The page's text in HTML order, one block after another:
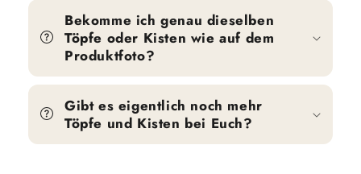
Bekomme ich genau dieselben
Töpfe oder Kisten wie auf dem
Produktfoto?
Gibt es eigentlich noch mehr
Töpfe und Kisten bei Euch?